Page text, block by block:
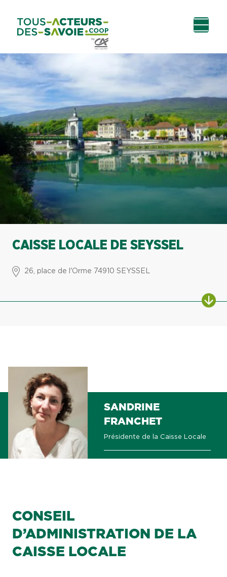
contenu
principal
CAISSE LOCALE DE SEYSSEL
26, place de l'Orme 74910 SEYSSEL
SANDRINE
FRANCHET
Présidente de la Caisse Locale
CONSEIL
D’ADMINISTRATION DE LA
CAISSE LOCALE